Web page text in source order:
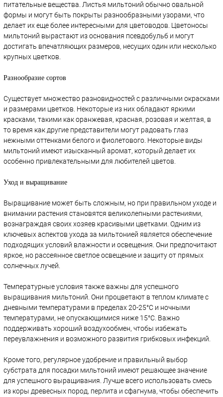
питательные вещества. Листья мильтоний обычно овальной
формы и могут быть покрыты разнообразными узорами, что
делает их еще более интересными для цветоводов. Цветоносы
мильтоний вырастают из основания псевдобульб и могут
достигать впечатляющих размеров, несущих один или несколько
крупных цветков.
Разнообразие сортов
Существует множество разновидностей с различными окрасками
и размерами цветков. Некоторые из них обладают яркими
красками, такими как оранжевая, красная, розовая и желтая, в
то время как другие представители могут радовать глаз
нежными оттенками белого и фиолетового. Некоторые виды
мильтоний имеют изысканный аромат, который делает их
особенно привлекательными для любителей цветов.
Уход и выращивание
Выращивание может быть сложным, но при правильном уходе и
внимании растения становятся великолепными растениями,
вознаграждая своих хозяев красивыми цветками. Одним из
ключевых аспектов ухода за мильтонией является обеспечение
подходящих условий влажности и освещения. Они предпочитают
яркое, но рассеянное светлое освещение и защиту от прямых
солнечных лучей.
Температурные условия также важны для успешного
выращивания мильтоний. Они процветают в теплом климате с
дневными температурами в пределах 20-25°C и ночными
температурами, не опускающимися ниже 15°C. Важно
поддерживать хороший воздухообмен, чтобы избежать
переувлажнения и возможного развития грибковых инфекций.
Кроме того, регулярное удобрение и правильный выбор
субстрата для посадки мильтоний имеют решающее значение
для успешного выращивания. Лучше всего использовать смесь
из коры древесных пород, перлита и сфагнума, чтобы обеспечить